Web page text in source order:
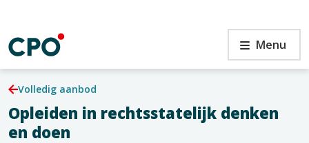
de
inhoud
Rotterdam
–
rechtsstatelijk
denken
doen
Menu
Volledig aanbod
Opleiden in rechtsstatelijk denken
en doen